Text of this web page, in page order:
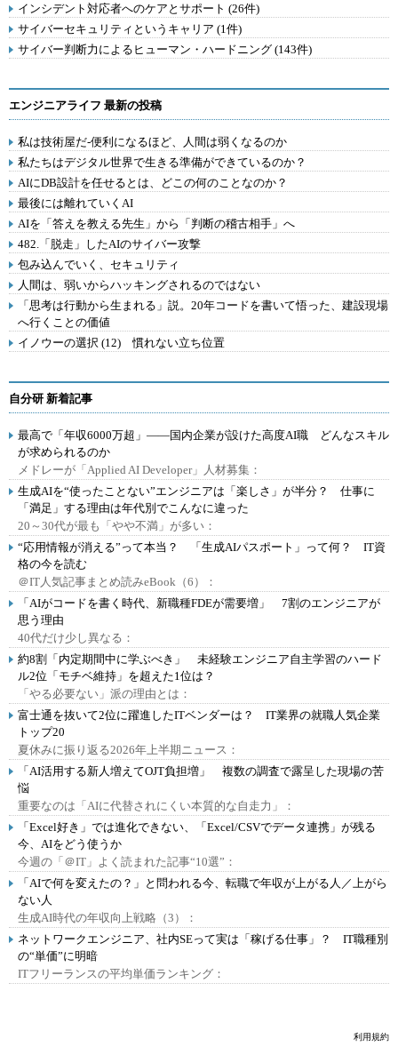
インシデント対応者へのケアとサポート (26件)
サイバーセキュリティというキャリア (1件)
サイバー判断力によるヒューマン・ハードニング (143件)
エンジニアライフ 最新の投稿
私は技術屋だ-便利になるほど、人間は弱くなるのか
私たちはデジタル世界で生きる準備ができているのか？
AIにDB設計を任せるとは、どこの何のことなのか？
最後には離れていくAI
AIを「答えを教える先生」から「判断の稽古相手」へ
482.「脱走」したAIのサイバー攻撃
包み込んでいく、セキュリティ
人間は、弱いからハッキングされるのではない
「思考は行動から生まれる」説。20年コードを書いて悟った、建設現場
へ行くことの価値
イノウーの選択 (12) 慣れない立ち位置
自分研 新着記事
最高で「年収6000万超」――国内企業が設けた高度AI職 どんなスキル
が求められるのか
メドレーが「Applied AI Developer」人材募集：
生成AIを“使ったことない”エンジニアは「楽しさ」が半分？ 仕事に
「満足」する理由は年代別でこんなに違った
20～30代が最も「やや不満」が多い：
“応用情報が消える”って本当？ 「生成AIパスポート」って何？ IT資
格の今を読む
＠IT人気記事まとめ読みeBook（6）：
「AIがコードを書く時代、新職種FDEが需要増」 7割のエンジニアが
思う理由
40代だけ少し異なる：
約8割「内定期間中に学ぶべき」 未経験エンジニア自主学習のハード
ル2位「モチベ維持」を超えた1位は？
「やる必要ない」派の理由とは：
富士通を抜いて2位に躍進したITベンダーは？ IT業界の就職人気企業
トップ20
夏休みに振り返る2026年上半期ニュース：
「AI活用する新人増えてOJT負担増」 複数の調査で露呈した現場の苦
悩
重要なのは「AIに代替されにくい本質的な自走力」：
「Excel好き」では進化できない、「Excel/CSVでデータ連携」が残る
今、AIをどう使うか
今週の「＠IT」よく読まれた記事“10選”：
「AIで何を変えたの？」と問われる今、転職で年収が上がる人／上がら
ない人
生成AI時代の年収向上戦略（3）：
ネットワークエンジニア、社内SEって実は「稼げる仕事」？ IT職種別
の“単価”に明暗
ITフリーランスの平均単価ランキング：
利用規約